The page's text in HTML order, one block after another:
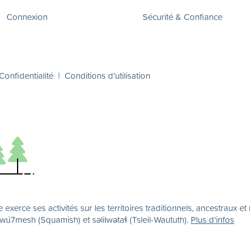
Connexion
Sécurité & Confiance
| Conditions d'utilisation
ses activités sur les territoires traditionnels, ancestraux
(Squamish) et səlilwətaɬ (Tsleil-Waututh). Plus d'infos